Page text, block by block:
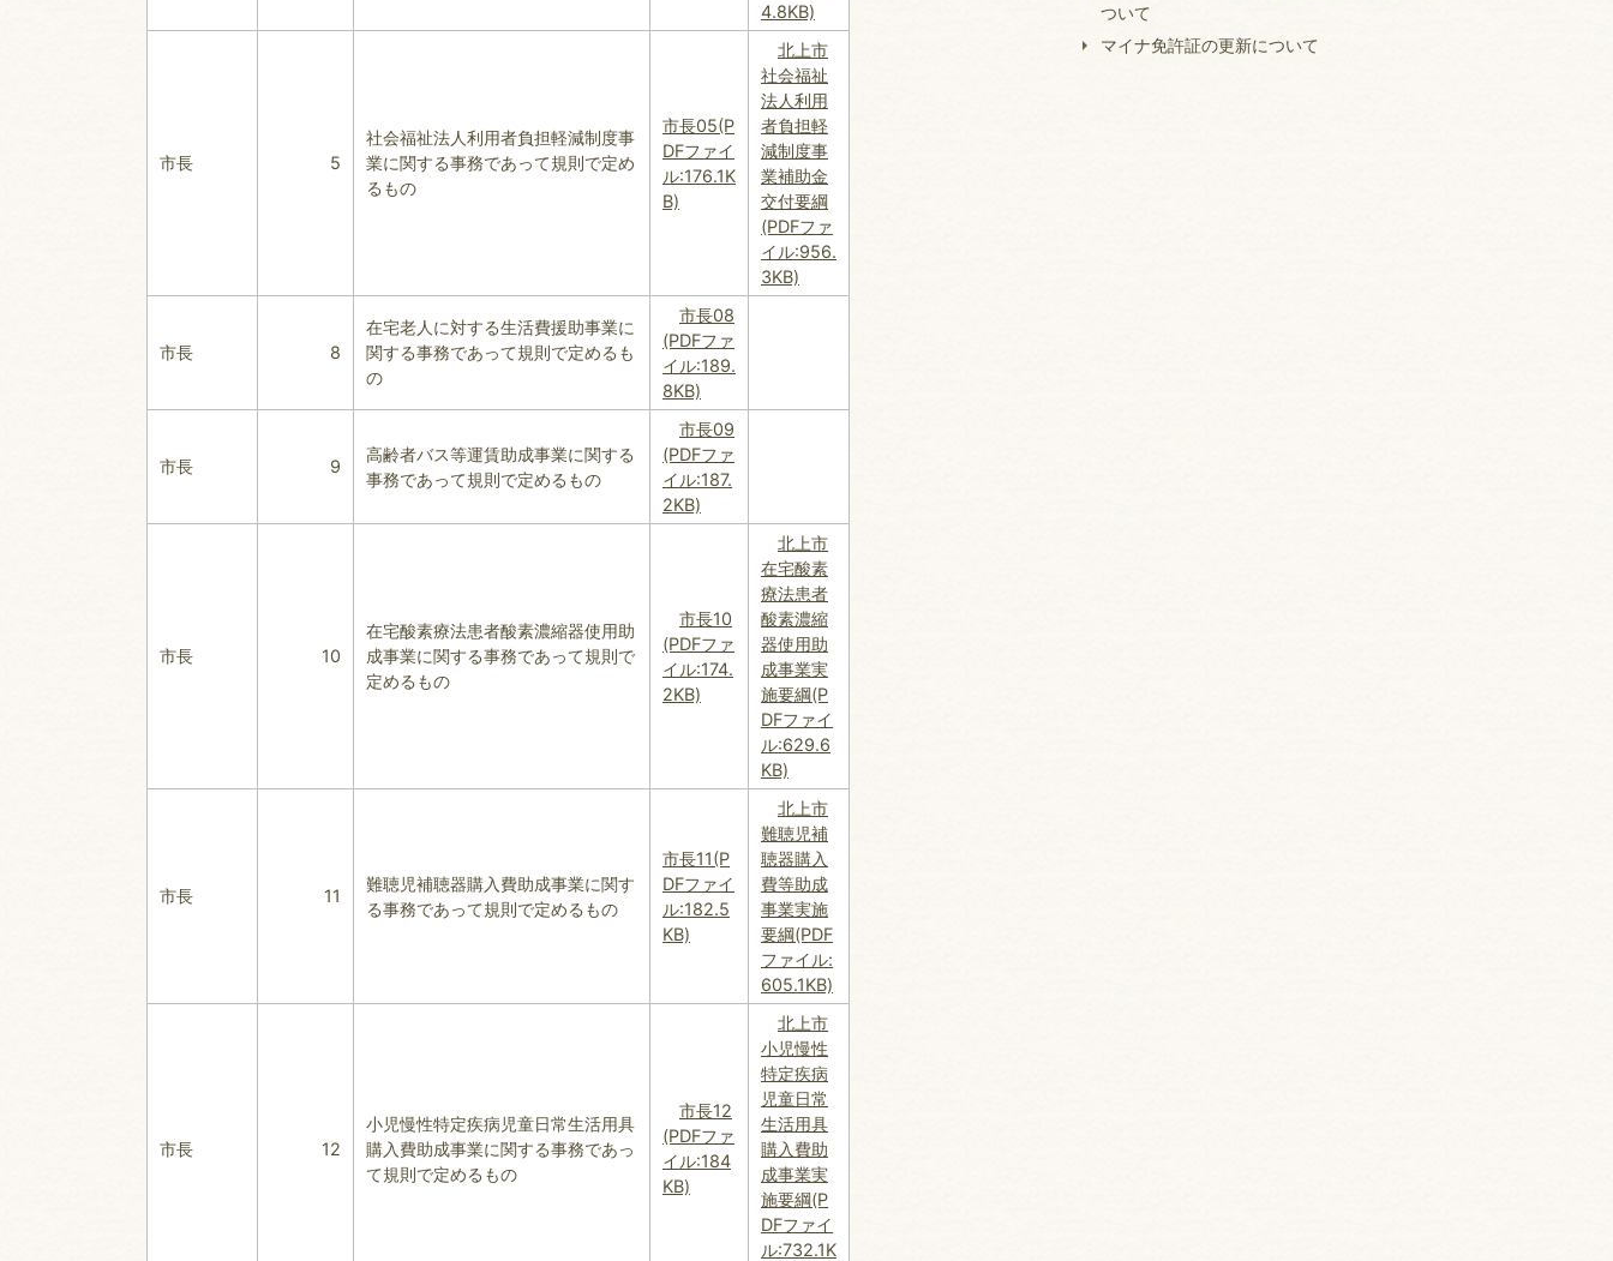
4.8KB)
市長 5
社会福祉法人利用者負担軽減制度事
業に関する事務であって規則で定め
るもの
市長05(P
DFファイ
ル:176.1K
B)
北上市
社会福祉
法人利用
者負担軽
減制度事
業補助金
交付要綱
(PDFファ
イル:956.
3KB)
市長 8
在宅老人に対する生活費援助事業に
関する事務であって規則で定めるも
の
市長08
(PDFファ
イル:189.
8KB)
市長 9
高齢者バス等運賃助成事業に関する
事務であって規則で定めるもの
市長09
(PDFファ
イル:187.
2KB)
市長 10
在宅酸素療法患者酸素濃縮器使用助
成事業に関する事務であって規則で
定めるもの
市長10
(PDFファ
イル:174.
2KB)
北上市
在宅酸素
療法患者
酸素濃縮
器使用助
成事業実
施要綱(P
DFファイ
ル:629.6
KB)
市長 11
難聴児補聴器購入費助成事業に関す
る事務であって規則で定めるもの
市長11(P
DFファイ
ル:182.5
KB)
北上市
難聴児補
聴器購入
費等助成
事業実施
要綱(PDF
ファイル:
605.1KB)
市長 12
小児慢性特定疾病児童日常生活用具
購入費助成事業に関する事務であっ
て規則で定めるもの
市長12
(PDFファ
イル:184
KB)
北上市
小児慢性
特定疾病
児童日常
生活用具
購入費助
成事業実
施要綱(P
DFファイ
ル:732.1K
ついて
マイナ免許証の更新について